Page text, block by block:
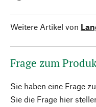
Weitere Artikel von
Frage zum
Sie haben eine Frage
Sie die Frage hier